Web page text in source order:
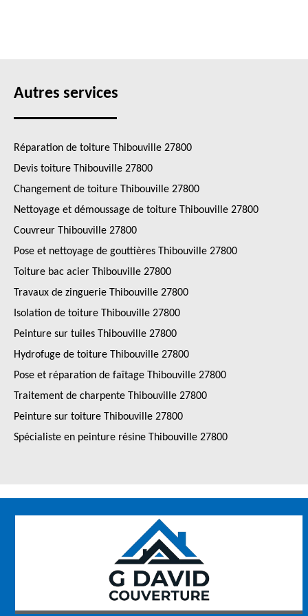
Autres services
Réparation de toiture Thibouville 27800
Devis toiture Thibouville 27800
Changement de toiture Thibouville 27800
Nettoyage et démoussage de toiture Thibouville 27800
Couvreur Thibouville 27800
Pose et nettoyage de gouttières Thibouville 27800
Toiture bac acier Thibouville 27800
Travaux de zinguerie Thibouville 27800
Isolation de toiture Thibouville 27800
Peinture sur tuiles Thibouville 27800
Hydrofuge de toiture Thibouville 27800
Pose et réparation de faîtage Thibouville 27800
Traitement de charpente Thibouville 27800
Peinture sur toiture Thibouville 27800
Spécialiste en peinture résine Thibouville 27800